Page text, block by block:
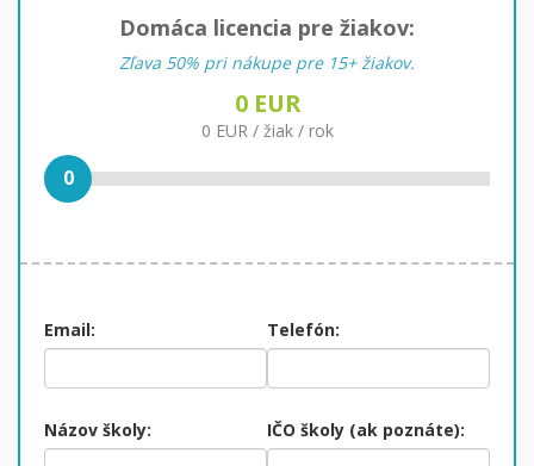
Domáca licencia pre žiakov:
Zľava 50% pri nákupe pre 15+ žiakov.
0EUR
0 EUR / žiak / rok
0
Email: Telefón:
Názov školy: IČO školy (ak poznáte):